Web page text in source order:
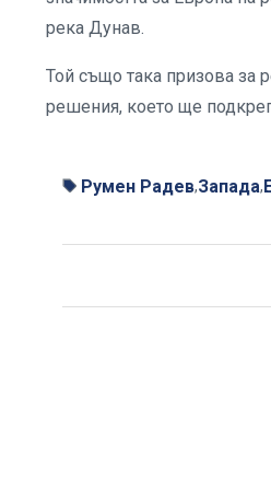
река Дунав.
Той също така призова за
решения, което ще
Румен Радев,Запада,